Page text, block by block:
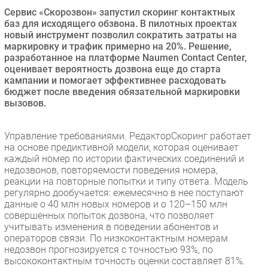
Инновации
CIO/Управление ИТ
Гаджеты
Здоровье
РАЗДЕЛЫ
Аналитика
Интервью
Мероприятия
Проекты
IT класс
Тестовый стенд
Каталог компаний
Сервис «Скорозвон» запустил скоринг контактных
баз для исходящего обзвона. В пилотных проектах
новый инструмент позволил сократить затраты на
маркировку и трафик примерно на 20%. Решение,
разработанное на платформе Naumen Contact Center,
оценивает вероятность дозвона еще до старта
кампании и помогает эффективнее расходовать
бюджет после введения обязательной маркировки
вызовов.
Управление требованиями. РедакторСкоринг работает
на основе предиктивной модели, которая оценивает
каждый номер по истории фактических соединений и
недозвонов, повторяемости поведения номера,
реакции на повторные попытки и типу ответа. Модель
регулярно дообучается: ежемесячно в нее поступают
данные о 40 млн новых номеров и о 120–150 млн
совершенных попыток дозвона, что позволяет
учитывать изменения в поведении абонентов и
операторов связи. По низкоконтактным номерам
недозвон прогнозируется с точностью 93%, по
высококонтактным точность оценки составляет 81%.